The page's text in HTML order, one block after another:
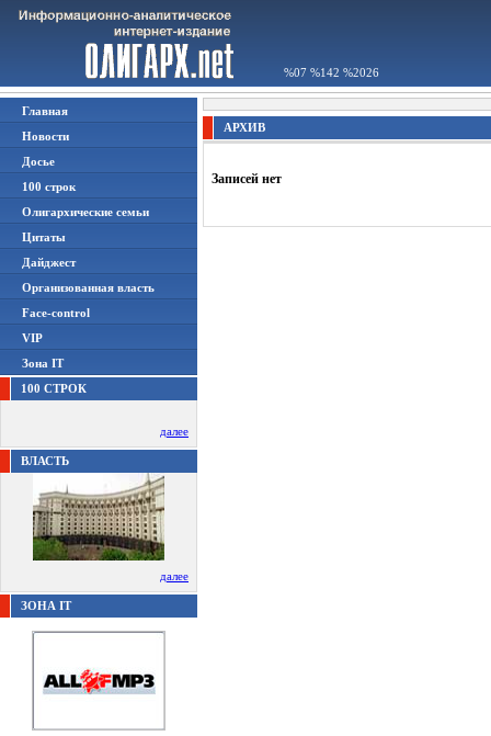
%07 %142 %2026
Главная
Новости
Досье
100 строк
Олигархические семьи
Цитаты
Дайджест
Организованная власть
Face-control
VIP
Зона IT
100 СТРОК
далее
ВЛАСТЬ
далее
ЗОНА IT
АРХИВ
Записей нет